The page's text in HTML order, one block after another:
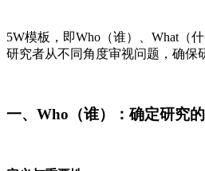
5W模板，即Who（谁）、What（
研究者从不同角度审视问题，确保
一、Who（谁）：确定研究